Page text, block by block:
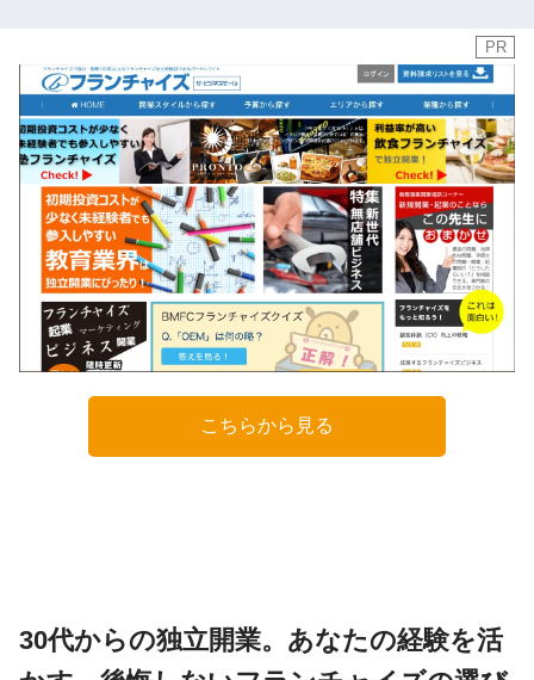
PR
こちらから見る
30代からの独立開業。あなたの経験を活